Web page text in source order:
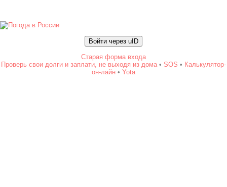
Войти через uID
Старая форма входа
Проверь свои долги и заплати, не выходя из дома • SOS • Калькулятор-
он-лайн • Yota